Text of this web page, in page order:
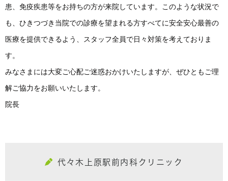
患、免疫疾患等をお持ちの方が来院しています。このような状況で
も、ひきつづき当院での診療を望まれる方すべてに安全安心最善の
医療を提供できるよう、スタッフ全員で日々対策を考えておりま
す。
みなさまには大変ご心配ご迷惑おかけいたしますが、ぜひともご理
解ご協力をお願いいたします。
院長
代々木上原駅前内科クリニック